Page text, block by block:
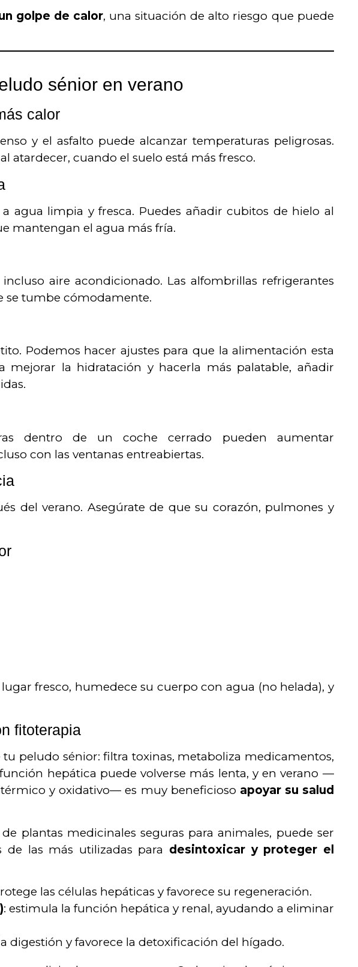
golpe de calor, una situación de alto riesgo que puede
sénior en verano
calor
y el asfalto puede alcanzar temperaturas peligrosas.
atardecer, cuando el suelo está más fresco.
agua limpia y fresca. Puedes añadir cubitos de hielo al
mantengan el agua más fría.
aire acondicionado. Las alfombrillas refrigerantes
se tumbe cómodamente.
Podemos hacer ajustes para que la alimentación esta
mejorar la hidratación y hacerla más palatable, añadir
dentro de un coche cerrado pueden aumentar
con las ventanas entreabiertas.
del verano. Asegúrate de que su corazón, pulmones y
fresco, humedece su cuerpo con agua (no helada), y
fitoterapia
peludo sénior: filtra toxinas, metaboliza medicamentos,
hepática puede volverse más lenta, y en verano —
y oxidativo— es muy beneficioso apoyar su salud
plantas medicinales seguras para animales, puede ser
de las más utilizadas para desintoxicar y proteger el
las células hepáticas y favorece su regeneración.
: estimula la función hepática y renal, ayudando a eliminar
digestión y favorece la detoxificación del hígado.